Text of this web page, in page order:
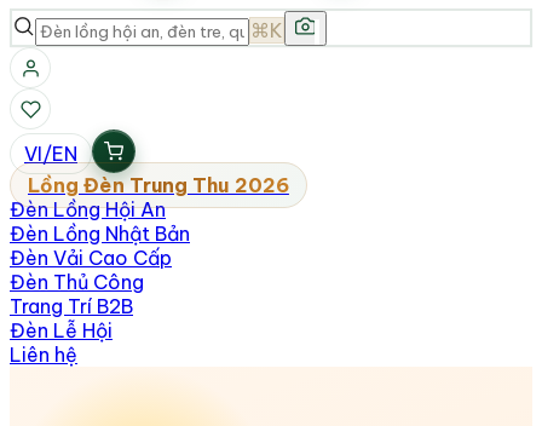
⌘K
VI/EN
Lồng Đèn Trung Thu 2026
Đèn Lồng Hội An
Đèn Lồng Nhật Bản
Đèn Vải Cao Cấp
Đèn Thủ Công
Trang Trí B2B
Đèn Lễ Hội
Liên hệ